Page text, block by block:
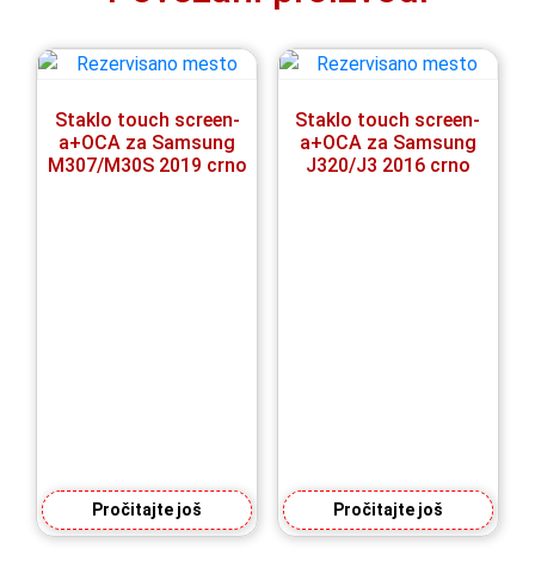
Staklo touch screen-
a+OCA za Samsung
M307/M30S 2019 crno
Pročitajte još
Staklo touch screen-
a+OCA za Samsung
J320/J3 2016 crno
Pročitajte još